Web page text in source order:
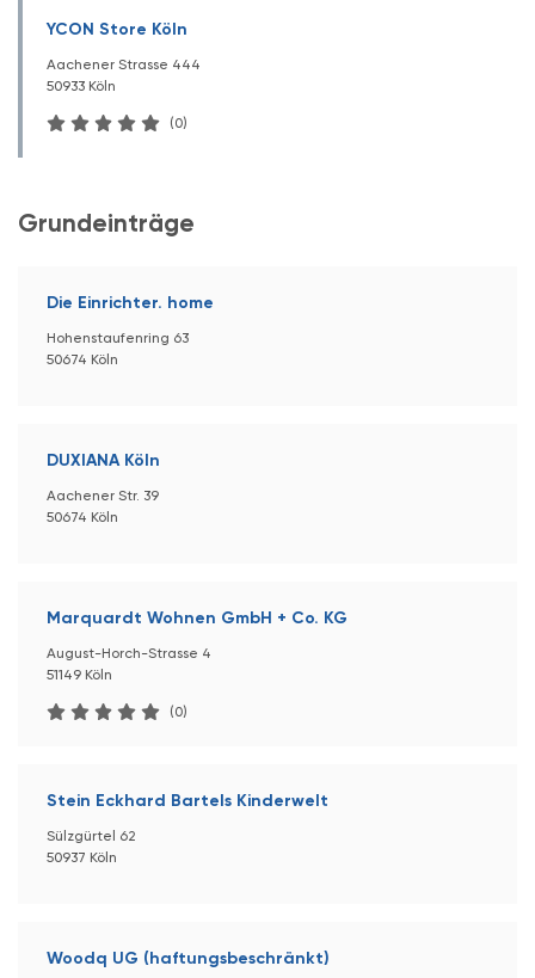
YCON Store Köln
Aachener Strasse 444
50933 Köln
(0)
Grundeinträge
Die Einrichter. home
Hohenstaufenring 63
50674 Köln
DUXIANA Köln
Aachener Str. 39
50674 Köln
Marquardt Wohnen GmbH + Co. KG
August-Horch-Strasse 4
51149 Köln
(0)
Stein Eckhard Bartels Kinderwelt
Sülzgürtel 62
50937 Köln
Woodq UG (haftungsbeschränkt)